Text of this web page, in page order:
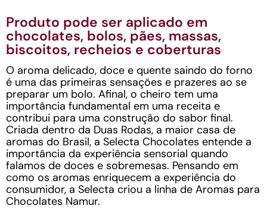
Produto pode ser aplicado em
chocolates, bolos, pães, massas,
biscoitos, recheios e coberturas
O aroma delicado, doce e quente saindo do forno
é uma das primeiras sensações e prazeres ao se
preparar um bolo. Afinal, o cheiro tem uma
importância fundamental em uma receita e
contribui para uma construção do sabor final.
Criada dentro da Duas Rodas, a maior casa de
aromas do Brasil, a Selecta Chocolates entende a
importância da experiência sensorial quando
falamos de doces e sobremesas. Pensando em
como os aromas enriquecem a experiência do
consumidor, a Selecta criou a linha de Aromas para
Chocolates Namur.